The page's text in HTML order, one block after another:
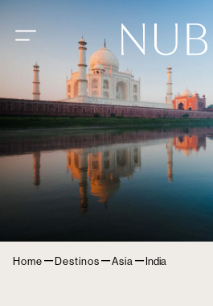
Home – Destinos –Asia –India